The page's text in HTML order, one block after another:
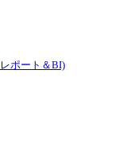
ポート＆BI)